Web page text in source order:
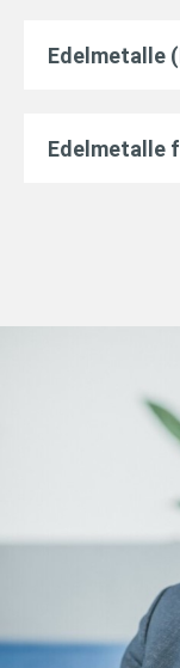
Edelmetalle
Edelmetalle